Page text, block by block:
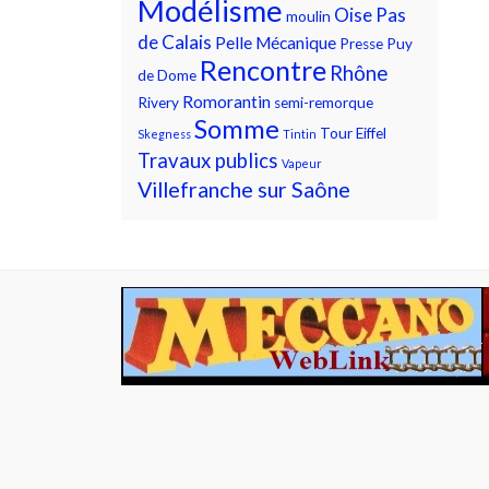
Modélisme moulin Oise Pas
de Calais Pelle Mécanique Presse Puy
de Dome Rencontre Rhône
Rivery Romorantin semi-remorque
Skegness Somme Tintin Tour Eiffel
Travaux publics Vapeur
Villefranche sur Saône